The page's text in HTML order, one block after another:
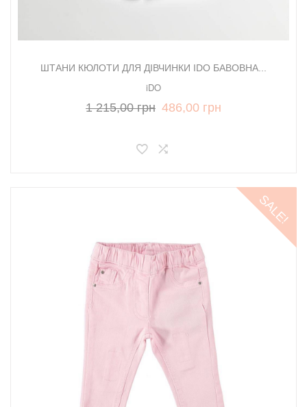
ШТАНИ КЮЛОТИ ДЛЯ ДІВЧИНКИ IDO БАВОВНА...
iDO
1 215,00 грн 486,00 грн
SALE!